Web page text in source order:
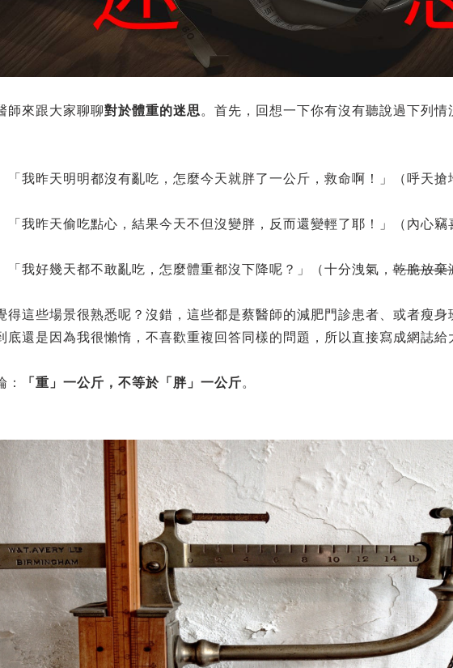
師來跟大家聊聊對於體重的迷思 。首先，回想一下你有沒有聽說過下列
「我昨天明明都沒有亂吃，怎麼今天就胖了一公斤，救命啊！」（呼天搶
「我昨天偷吃點心，結果今天不但沒變胖，反而還變輕了耶！」（內心竊
「我好幾天都不敢亂吃，怎麼體重都沒下降呢？」（十分洩氣，乾脆放棄
得這些場景很熟悉呢？沒錯，這些都是蔡醫師的減肥門診患者、或者瘦身
底還是因為我很懶惰，不喜歡重複回答同樣的問題，所以直接寫成網誌給
： 「重」一公斤，不等於「胖」一公斤。